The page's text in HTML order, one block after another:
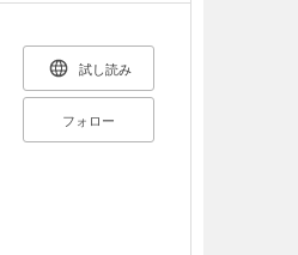
試し読み
フォロー